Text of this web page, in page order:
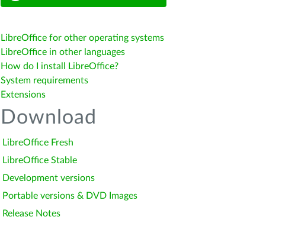
LibreOffice for other operating systems
LibreOffice in other languages
How do I install LibreOffice?
System requirements
Extensions
Download
LibreOffice Fresh
LibreOffice Stable
Development versions
Portable versions & DVD Images
Release Notes